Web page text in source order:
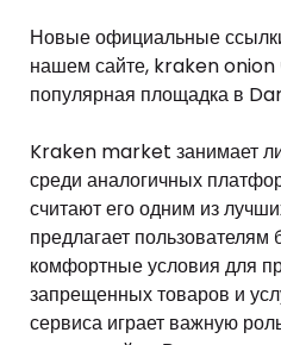
Новые официальные
нашем сайте, kraken
популярная площадка в
Kraken market занимает
среди аналогичных
считают его одним из
предлагает
комфортные условия для
запрещенных товаров и
сервиса играет важную